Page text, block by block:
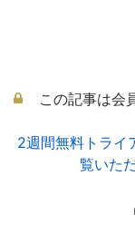
この記事は会
2週間無料トライ
覧いた